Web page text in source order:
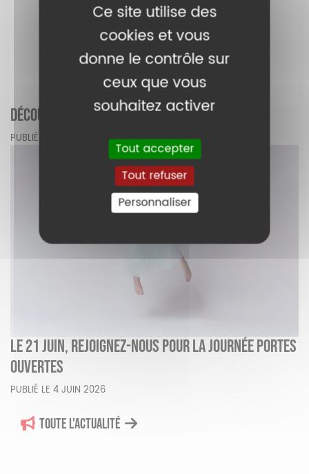
DÉCOUVREZ LE PROGRAMME D'ÉTÉ D'ARTHUR !
PUBLIÉ LE 3 JUILLET 2026
LE 21 JUIN, REJOIGNEZ-NOUS POUR LA JOURNÉE PORTES
OUVERTES
PUBLIÉ LE 4 JUIN 2026
TOUTE L'ACTUALITÉ
Ce site utilise des
cookies et vous
donne le contrôle sur
ceux que vous
souhaitez activer
Tout accepter
Tout refuser
Personnaliser